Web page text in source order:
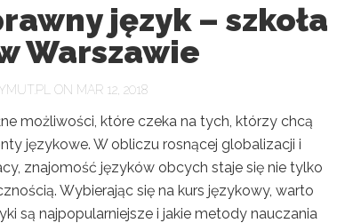
język – szkoła
Warszawie
ON MAR 12, 2018
możliwości, które czeka na tych, którzy chcą
językowe. W obliczu rosnącej globalizacji i
znajomość języków obcych staje się nie tylko
Wybierając się na kurs językowy, warto
są najpopularniejsze i jakie metody nauczania